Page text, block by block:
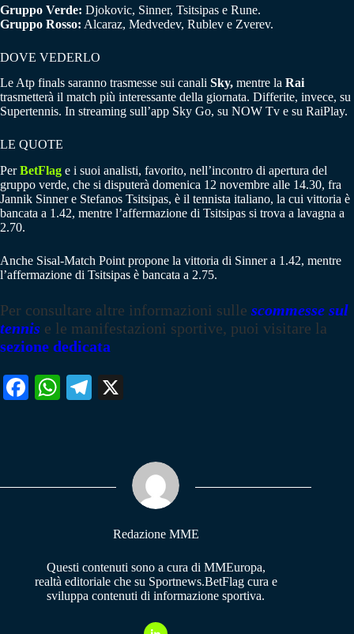
Gruppo Verde: Djokovic, Sinner, Tsitsipas e Rune.
Gruppo Rosso: Alcaraz, Medvedev, Rublev e Zverev.
DOVE VEDERLO
Le Atp finals saranno trasmesse sui canali Sky, mentre la Rai
trasmetterà il match più interessante della giornata. Differite, invece, su
Supertennis. In streaming sull’app Sky Go, su NOW Tv e su RaiPlay.
LE QUOTE
PerBetFlag e i suoi analisti, favorito, nell’incontro di apertura del
gruppo verde, che si disputerà domenica 12 novembre alle 14.30, fra
Jannik Sinner e Stefanos Tsitsipas, è il tennista italiano, la cui vittoria è
bancata a 1.42, mentre l’affermazione di Tsitsipas si trova a lavagna a
2.70.
Anche Sisal-Match Point propone la vittoria di Sinner a 1.42, mentre
l’affermazione di Tsitsipas è bancata a 2.75.
Per consultare altre informazioni sulle scommesse sul
tennis e le manifestazioni sportive, puoi visitare la
sezione dedicata
Fa W
pp
Te
m
Redazione MME
Questi contenuti sono a cura di MMEuropa,
realtà editoriale che su Sportnews.BetFlag cura e
sviluppa contenuti di informazione sportiva.